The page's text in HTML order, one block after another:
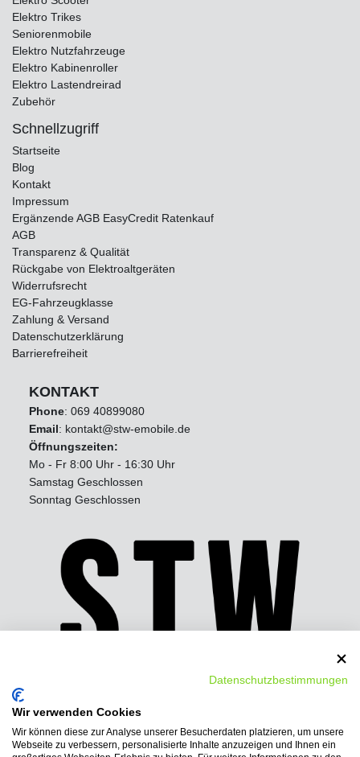
Elektro Trikes
Seniorenmobile
Elektro Nutzfahrzeuge
Elektro Kabinenroller
Elektro Lastendreirad
Zubehör
Schnellzugriff
Startseite
Blog
Kontakt
Impressum
Ergänzende AGB EasyCredit Ratenkauf
AGB
Transparenz & Qualität
Rückgabe von Elektroaltgeräten
Widerrufsrecht
EG-Fahrzeugklasse
Zahlung & Versand
Datenschutzerklärung
Barrierefreiheit
KONTAKT
Phone: 069 40899080
Email: kontakt@stw-emobile.de
Öffnungszeiten:
Mo - Fr 8:00 Uhr - 16:30 Uhr
Samstag Geschlossen
Sonntag Geschlossen
Wir bieten folgende
Datenschutzbestimmungen
Wir verwenden Cookies
Wir können diese zur Analyse unserer Besucherdaten platzieren, um unsere
Webseite zu verbessern, personalisierte Inhalte anzuzeigen und Ihnen ein